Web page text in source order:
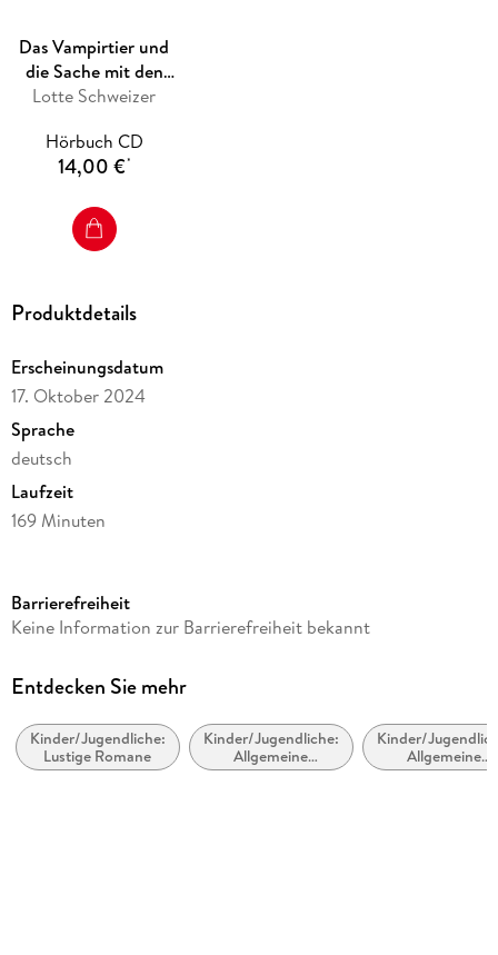
Das Vampirtier und
die Sache mit den
Tomaten
Lotte Schweizer
Hörbuch CD
14,00 €*
Produktdetails
Erscheinungsdatum
17. Oktober 2024
Sprache
deutsch
Laufzeit
169 Minuten
Reihe
Autor/Autorin
Sprecher/Sprecherin
Katharina Thalbach
Barrierefreiheit
Keine Information zur Barrierefreiheit bekannt
Entdecken Sie mehr
Kinder/Jugendliche:
Lustige Romane
Kinder/Jugendliche:
Allgemeine
Interessen:
Kinder/
Allgemeine
Interessen: